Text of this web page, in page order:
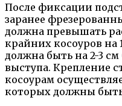
После фиксации
заранее
должна превышать
крайних косоуров на
должна быть на 2-3
выступа. Крепление
косоурам
которых должны